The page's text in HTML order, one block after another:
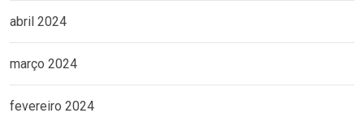
abril 2024
março 2024
fevereiro 2024